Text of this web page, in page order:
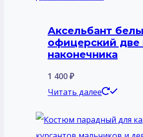
Аксельбант
офицерский две
наконечника
1 400₽
Читать далее